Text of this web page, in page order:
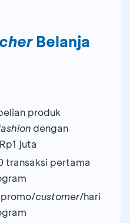
Belanja
produk
dengan
juta
transaksi pertama
promo/customer/hari